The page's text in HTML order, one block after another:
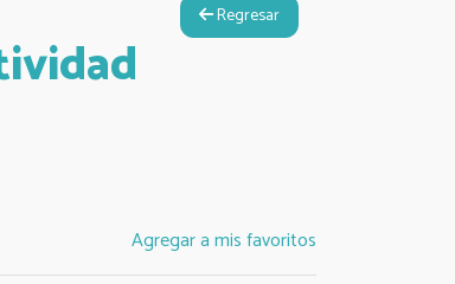
Regresar
Agregar a mis favoritos